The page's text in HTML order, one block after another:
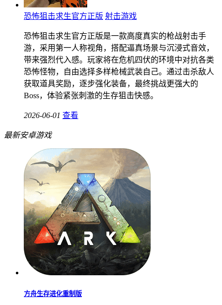
恐怖狙击求生官方正版 射击游戏
恐怖狙击求生官方正版是一款高度真实的枪战射击手
游，采用第一人称视角，搭配逼真场景与沉浸式音效，
带来强烈代入感。玩家将在危机四伏的环境中对抗各类
恐怖怪物，自由选择多样枪械武装自己。通过击杀敌人
获取道具奖励，逐步强化装备，最终挑战更强大的
Boss，体验紧张刺激的生存狙击快感。
2026-06-01 查看
最新安卓游戏
方舟生存进化重制版